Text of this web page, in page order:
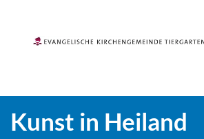
Kunst in Heiland